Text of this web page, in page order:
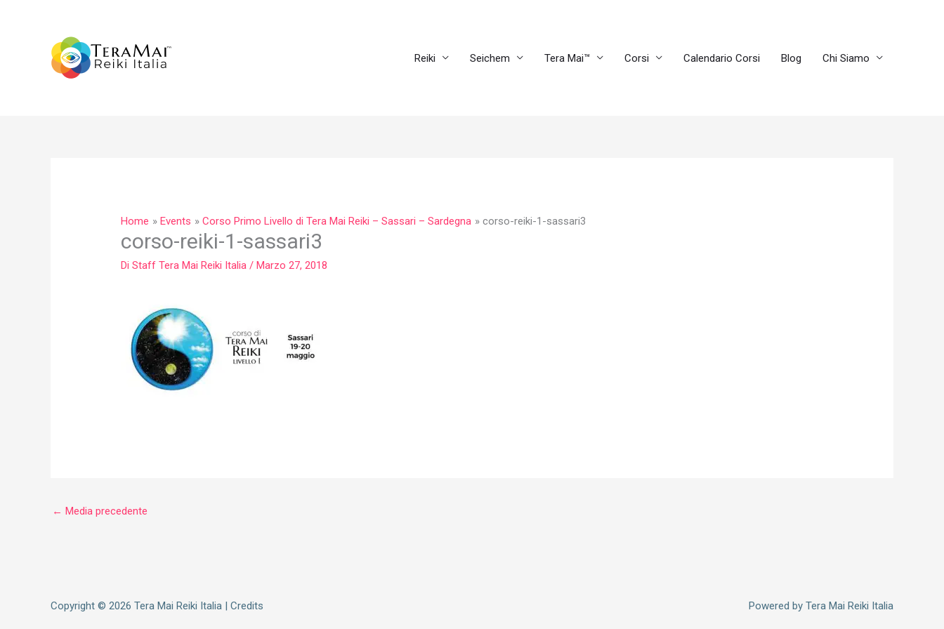
Reiki
Seichem Tera Mai™ Corsi Calendario Corsi Blog Chi Siamo
Home Events Corso Primo Livello di Tera Mai Reiki – Sassari – Sardegna corso-reiki-1-sassari3
corso-reiki-1-sassari3
DiStaff Tera Mai Reiki Italia/Marzo 27, 2018
← Media precedente
Copyright © 2026 Tera Mai Reiki Italia | Credits Powered by Tera Mai Reiki Italia